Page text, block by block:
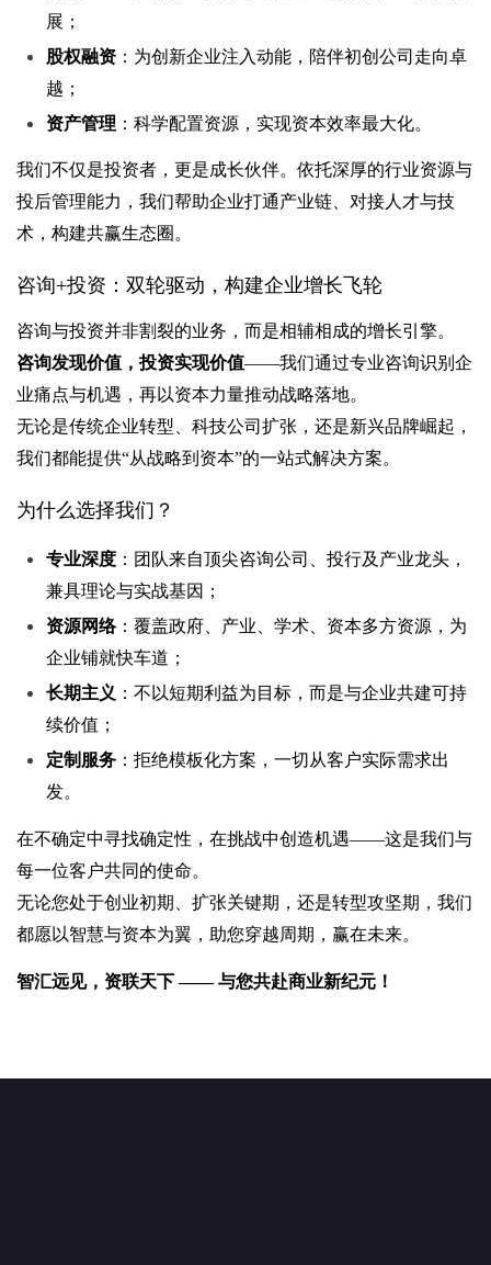
展；
股权融资 ：为创新企业注入动能，陪伴初创公司走向卓
越；
资产管理 ：科学配置资源，实现资本效率最大化。
我们不仅是投资者，更是成长伙伴。依托深厚的行业资源与
投后管理能力，我们帮助企业打通产业链、对接人才与技
术，构建共赢生态圈。
咨询+投资：双轮驱动，构建企业增长飞轮
咨询与投资并非割裂的业务，而是相辅相成的增长引擎。
咨询发现价值，投资实现价值——我们通过专业咨询识别企
业痛点与机遇，再以资本力量推动战略落地。
无论是传统企业转型、科技公司扩张，还是新兴品牌崛起，
我们都能提供“从战略到资本”的一站式解决方案。
为什么选择我们？
专业深度 ：团队来自顶尖咨询公司、投行及产业龙头，
兼具理论与实战基因；
资源网络：覆盖政府、产业、学术、资本多方资源，为
企业铺就快车道；
长期主义 ：不以短期利益为目标，而是与企业共建可持
续价值；
定制服务 ：拒绝模板化方案，一切从客户实际需求出
发。
在不确定中寻找确定性，在挑战中创造机遇——这是我们与
每一位客户共同的使命。
无论您处于创业初期、扩张关键期，还是转型攻坚期，我们
都愿以智慧与资本为翼，助您穿越周期，赢在未来。
智汇远见，资联天下 —— 与您共赴商业新纪元！